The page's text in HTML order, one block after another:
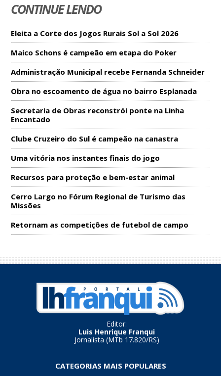
CONTINUE LENDO
Eleita a Corte dos Jogos Rurais Sol a Sol 2026
Maico Schons é campeão em etapa do Poker
Administração Municipal recebe Fernanda Schneider
Obra no escoamento de água no bairro Esplanada
Secretaria de Obras reconstrói ponte na Linha
Encantado
Clube Cruzeiro do Sul é campeão na canastra
Uma vitória nos instantes finais do jogo
Recursos para proteção e bem-estar animal
Cerro Largo no Fórum Regional de Turismo das
Missões
Retornam as competições de futebol de campo
Editor:
Luis Henrique Franqui
Jornalista (MTb 17.820/RS)
CATEGORIAS MAIS POPULARES